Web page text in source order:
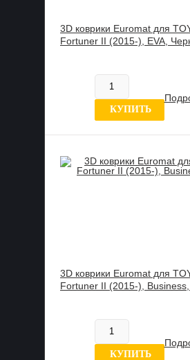
3D коврики Euromat для
Fortuner II (2015-), EVA,
В наличии
0 отзывов
КУПИТЬ
3D коврики Euromat для
Fortuner II (2015-),
В наличии
0 отзывов
КУПИТЬ